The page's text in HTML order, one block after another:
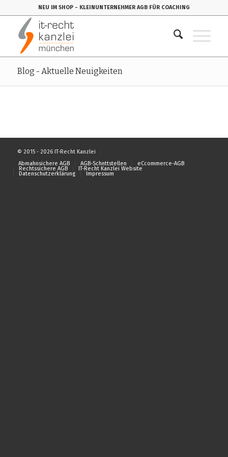
NEU IM SHOP - KLEINUNTERNEHMER AGB FÜR COACHING
Blog - Aktuelle Neuigkeiten
© 2015 - 2026 IT-Recht Kanzlei
Abmahnsichere AGB
AGB-Schnttstellen eCcommerce-AGB
Rechtssichere AGB IT-Recht Kanzlei Website
Datenschutzerklärung Impressum